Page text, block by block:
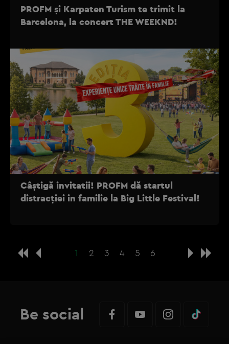
PROFM și Karpaten Turism te trimit la
Barcelona, la concert THE WEEKND!
Câștigă invitatii! PROFM dă startul
distracției in familie la Big Little Festival!
1 2 3 4 5 6
Be social